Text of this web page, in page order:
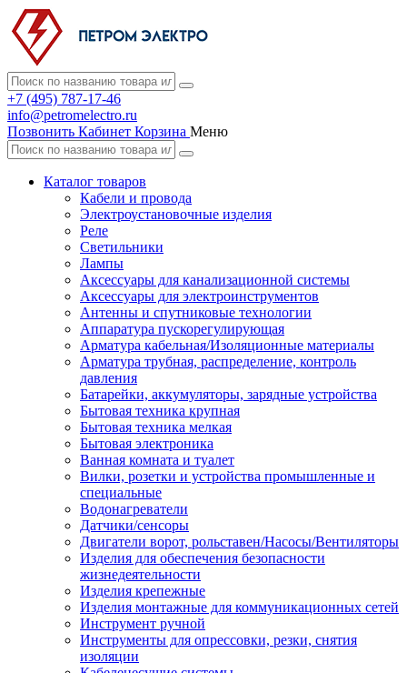
+7 (495) 787-17-46
info@petromelectro.ru
Позвонить Кабинет Корзина Меню
Каталог товаров
Кабели и провода
Электроустановочные изделия
Реле
Светильники
Лампы
Аксессуары для канализационной системы
Аксессуары для электроинструментов
Антенны и спутниковые технологии
Аппаратура пускорегулирующая
Арматура кабельная/Изоляционные материалы
Арматура трубная, распределение, контроль
давления
Батарейки, аккумуляторы, зарядные устройства
Бытовая техника крупная
Бытовая техника мелкая
Бытовая электроника
Ванная комната и туалет
Вилки, розетки и устройства промышленные и
специальные
Водонагреватели
Датчики/сенсоры
Двигатели ворот, рольставен/Насосы/Вентиляторы
Изделия для обеспечения безопасности
жизнедеятельности
Изделия крепежные
Изделия монтажные для коммуникационных сетей
Инструмент ручной
Инструменты для опрессовки, резки, снятия
изоляции